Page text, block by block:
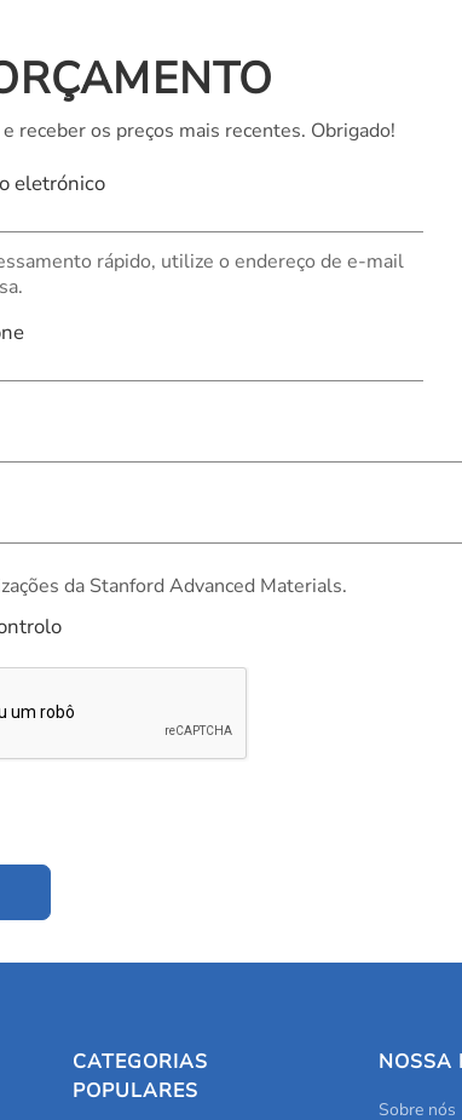
receber os preços mais recentes. Obrigado!
eletrónico
rápido, utilize o endereço de e-mail
da Stanford Advanced Materials.
CATEGORIAS
POPULARES
NOSSA
Sobre nós